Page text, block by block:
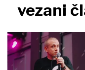
vezani